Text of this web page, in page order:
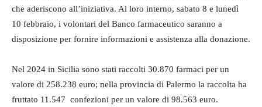
che aderiscono all’iniziativa. Al loro interno, sabato 8 e lunedì
10 febbraio, i volontari del Banco farmaceutico saranno a
disposizione per fornire informazioni e assistenza alla donazione.
Nel 2024 in Sicilia sono stati raccolti 30.870 farmaci per un
valore di 258.238 euro; nella provincia di Palermo la raccolta ha
fruttato 11.547 confezioni per un valore di 98.563 euro.